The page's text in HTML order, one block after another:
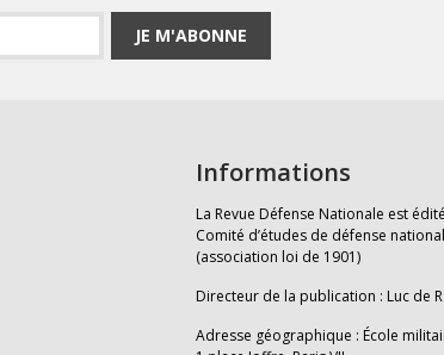
JE M'ABONNE
Informations
La Revue Défense Nationale est
Comité d’études de défense
(association loi de 1901)
Directeur de la publication : Luc de
Adresse géographique : École